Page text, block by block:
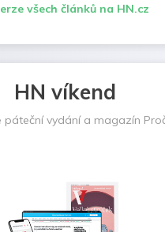
všech článků na HN.cz
HN víkend
páteční vydání a magazín